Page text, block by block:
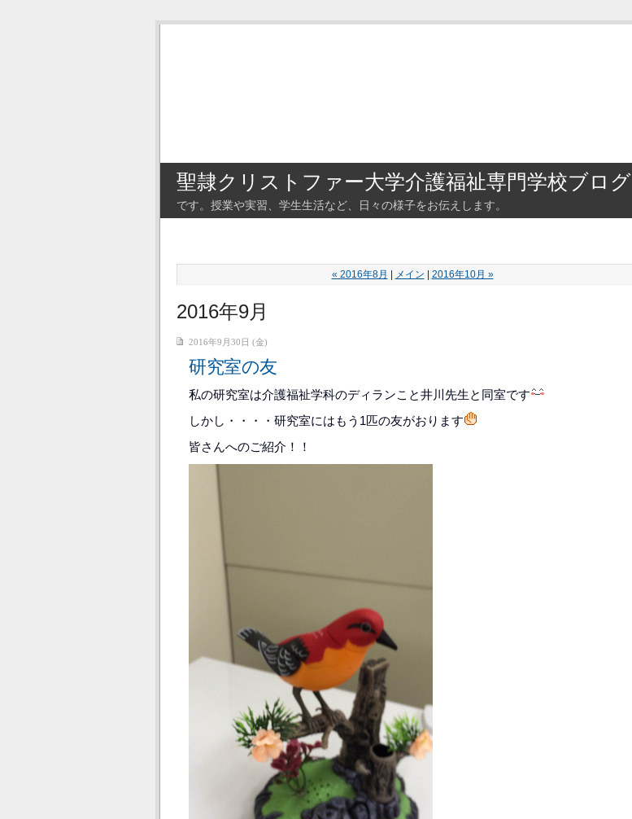
聖隷クリストファー大学介護福祉専門学校ブログ
です。授業や実習、学生生活など、日々の様子をお伝えします。
« 2016年8月 メイン 2016年10月 »
2016年9月
2016年9月30日 (金)
研究室の友
私の研究室は介護福祉学科のディランこと井川先生と同室です
しかし・・・・研究室にはもう1匹の友がおります
皆さんへのご紹介！！